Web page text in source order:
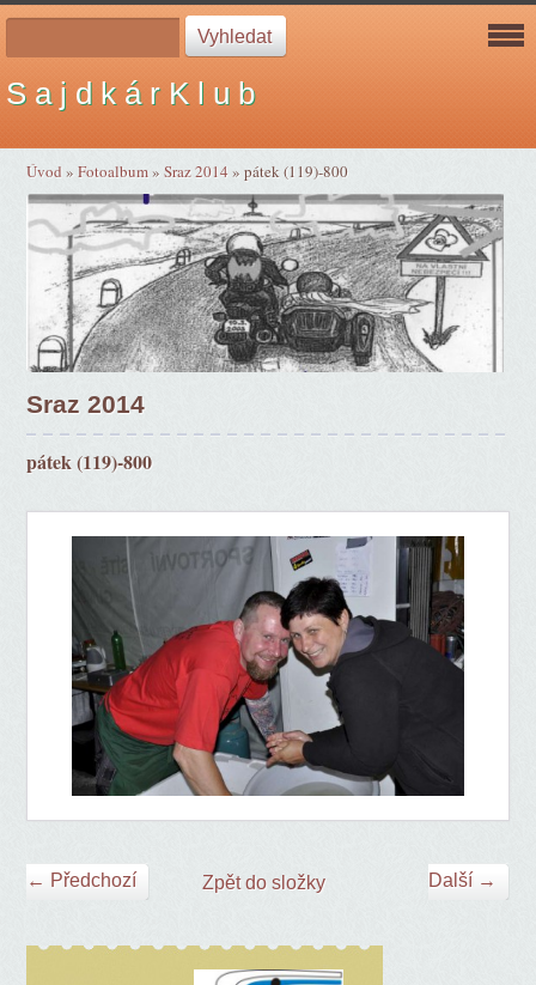
S a j d k á r K l u b
Úvod »Fotoalbum»Sraz 2014»pátek (119)-800
Sraz 2014
pátek (119)-800
← Předchozí Další →
Zpět do složky